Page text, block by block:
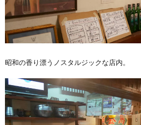
昭和の香り漂うノスタルジックな店内。